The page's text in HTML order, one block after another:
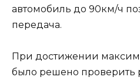
автомобиль до 90км/ч
передача.
При достижении
было решено проверить